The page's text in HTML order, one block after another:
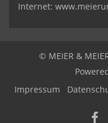
Internet:
© MEIER &
Impressum